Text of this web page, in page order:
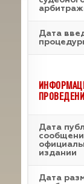
Дата
Дата
издании
Дата